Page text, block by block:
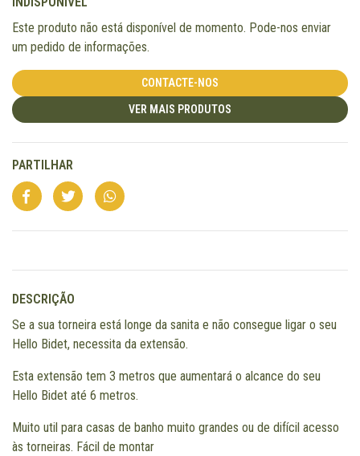
Este produto não está disponível de momento. Pode-nos enviar
um pedido de informações.
CONTACTE-NOS
VER MAIS PRODUTOS
PARTILHAR
DESCRIÇÃO
Se a sua torneira está longe da sanita e não consegue ligar o seu
Hello Bidet, necessita da extensão.
Esta extensão tem 3 metros que aumentará o alcance do seu
Hello Bidet até 6 metros.
Muito util para casas de banho muito grandes ou de difícil acesso
às torneiras. Fácil de montar